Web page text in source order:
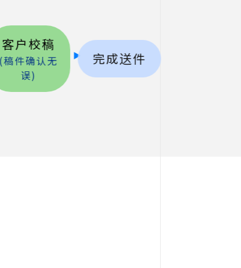
客户校稿
(稿件确认无
误)
完成送件